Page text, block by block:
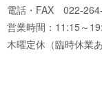
電話・FAX 022-
営業時間：11:15～
木曜定休（臨時休業あ